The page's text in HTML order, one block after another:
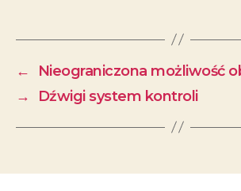
←
Nieograniczona możliwość
→
Dźwigi system kontroli